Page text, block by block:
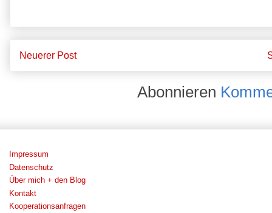
Neuerer Post
Abonnieren
Impressum
Datenschutz
Über mich + den Blog
Kontakt
Kooperationsanfragen